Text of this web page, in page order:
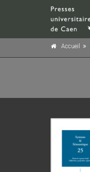
Accueil